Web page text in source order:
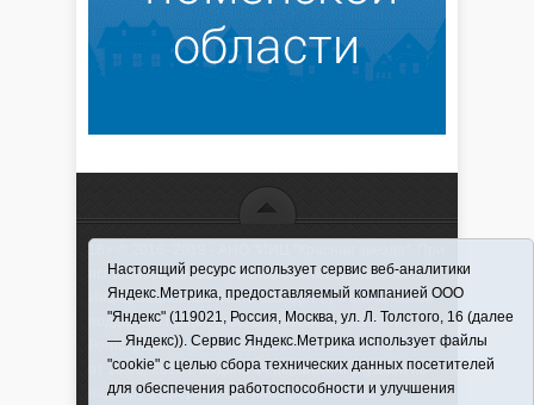
использовании материалов ссылка обязательна
Информационная лента выходит при финансовой
поддержке правительства Тюменской области
Регистрационный номер СМИ ЭЛ № ФС 77-66066
от 10.06. 2016 г. выдано Федеральной службой по
надзору в сфере связи, информационных
Настоящий ресурс использует сервис веб-аналитики
Яндекс.Метрика, предоставляемый компанией ООО
"Яндекс" (119021, Россия, Москва, ул. Л. Толстого, 16 (далее
— Яндекс)). Сервис Яндекс.Метрика использует файлы
"cookie" с целью сбора технических данных посетителей
для обеспечения работоспособности и улучшения